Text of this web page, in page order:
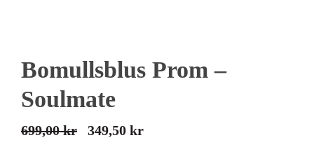
Bomullsblus Prom –
Soulmate
699,00kr
Det
349,50 kr
Det